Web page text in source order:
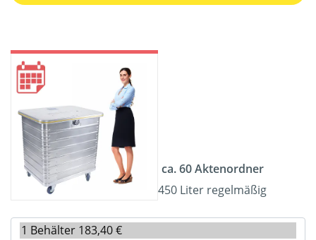
ca. 60 Aktenordner
450 Liter regelmäßig